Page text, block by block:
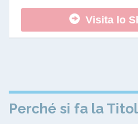
Visita lo
Perché si fa la